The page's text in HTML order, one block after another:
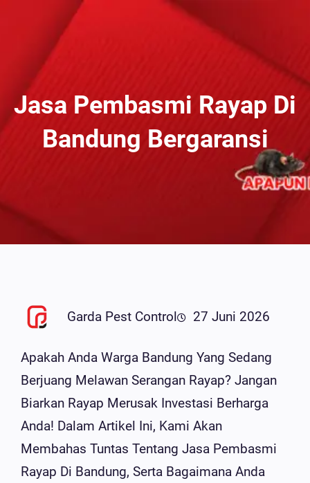
Jasa Pembasmi Rayap Di
Bandung Bergaransi
Garda Pest Control 27 Juni 2026
Apakah Anda Warga Bandung Yang Sedang
Berjuang Melawan Serangan Rayap? Jangan
Biarkan Rayap Merusak Investasi Berharga
Anda! Dalam Artikel Ini, Kami Akan
Membahas Tuntas Tentang Jasa Pembasmi
Rayap Di Bandung, Serta Bagaimana Anda